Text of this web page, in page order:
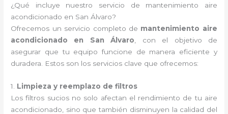
¿Qué incluye nuestro servicio de mantenimiento aire
acondicionado en San Álvaro?
Ofrecemos un servicio completo de mantenimiento aire
acondicionado en San Álvaro , con el objetivo de
asegurar que tu equipo funcione de manera eficiente y
duradera. Estos son los servicios clave que ofrecemos:
1. Limpieza y reemplazo de filtros
Los filtros sucios no solo afectan el rendimiento de tu aire
acondicionado, sino que también disminuyen la calidad del